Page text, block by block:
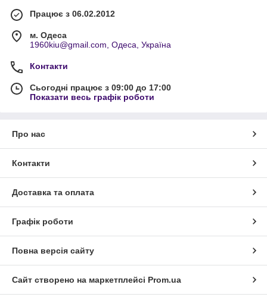
Працює з 06.02.2012
м. Одеса
1960kiu@gmail.com, Одеса, Україна
Контакти
Сьогодні працює з 09:00 до 17:00
Показати весь графік роботи
Про нас
Контакти
Доставка та оплата
Графік роботи
Повна версія сайту
Сайт створено на маркетплейсі Prom.ua